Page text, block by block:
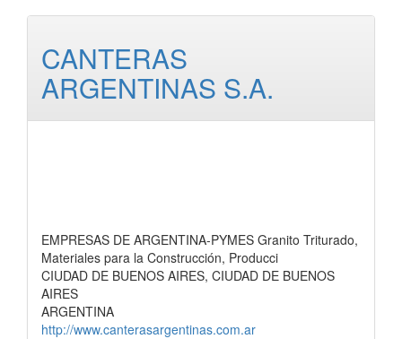
CANTERAS
ARGENTINAS S.A.
EMPRESAS DE ARGENTINA-PYMES Granito Triturado,
Materiales para la Construcción, Producci
CIUDAD DE BUENOS AIRES, CIUDAD DE BUENOS
AIRES
ARGENTINA
http://www.canterasargentinas.com.ar